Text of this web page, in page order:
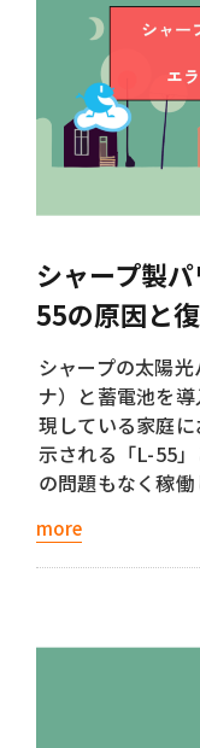
シャープ製
55の原因と
シャープの太陽
ナ）と蓄電池を
現している家庭
示される「L-55
の問題もなく稼
more